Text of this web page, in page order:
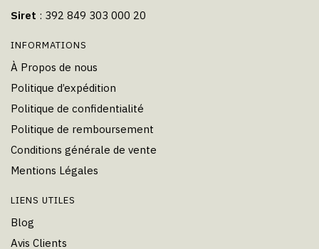
Siret : 392 849 303 000 20
INFORMATIONS
À Propos de nous
Politique d’expédition
Politique de confidentialité
Politique de remboursement
Conditions générale de vente
Mentions Légales
LIENS UTILES
Blog
Avis Clients